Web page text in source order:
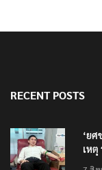
RECENT POSTS
‘ยศ
เหตุ